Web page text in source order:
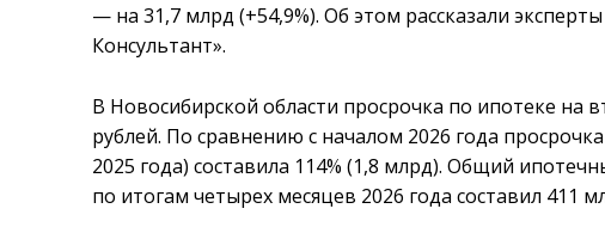
— на 31,7 млрд (+54,9%). Об этом рассказали
Консультант».
В Новосибирской области просрочка по ипотеке на
рублей. По сравнению с началом 2026 года
2025 года) составила 114% (1,8 млрд). Общий
по итогам четырех месяцев 2026 года составил 411